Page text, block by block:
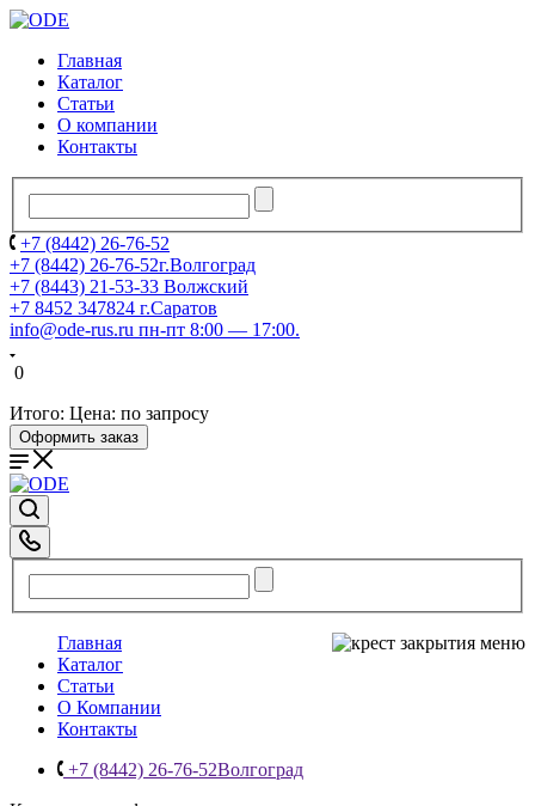
Главная
Каталог
Статьи
О компании
Контакты
+7 (8442) 26-76-52
+7 (8442) 26-76-52г.Волгоград
+7 (8443) 21-53-33 Волжский
+7 8452 347824 г.Саратов
info@ode-rus.ru пн-пт 8:00 — 17:00.
0
Итого: Цена: по запросу
Оформить заказ
Главная
Каталог
Статьи
О Компании
Контакты
+7 (8442) 26-76-52Волгоград